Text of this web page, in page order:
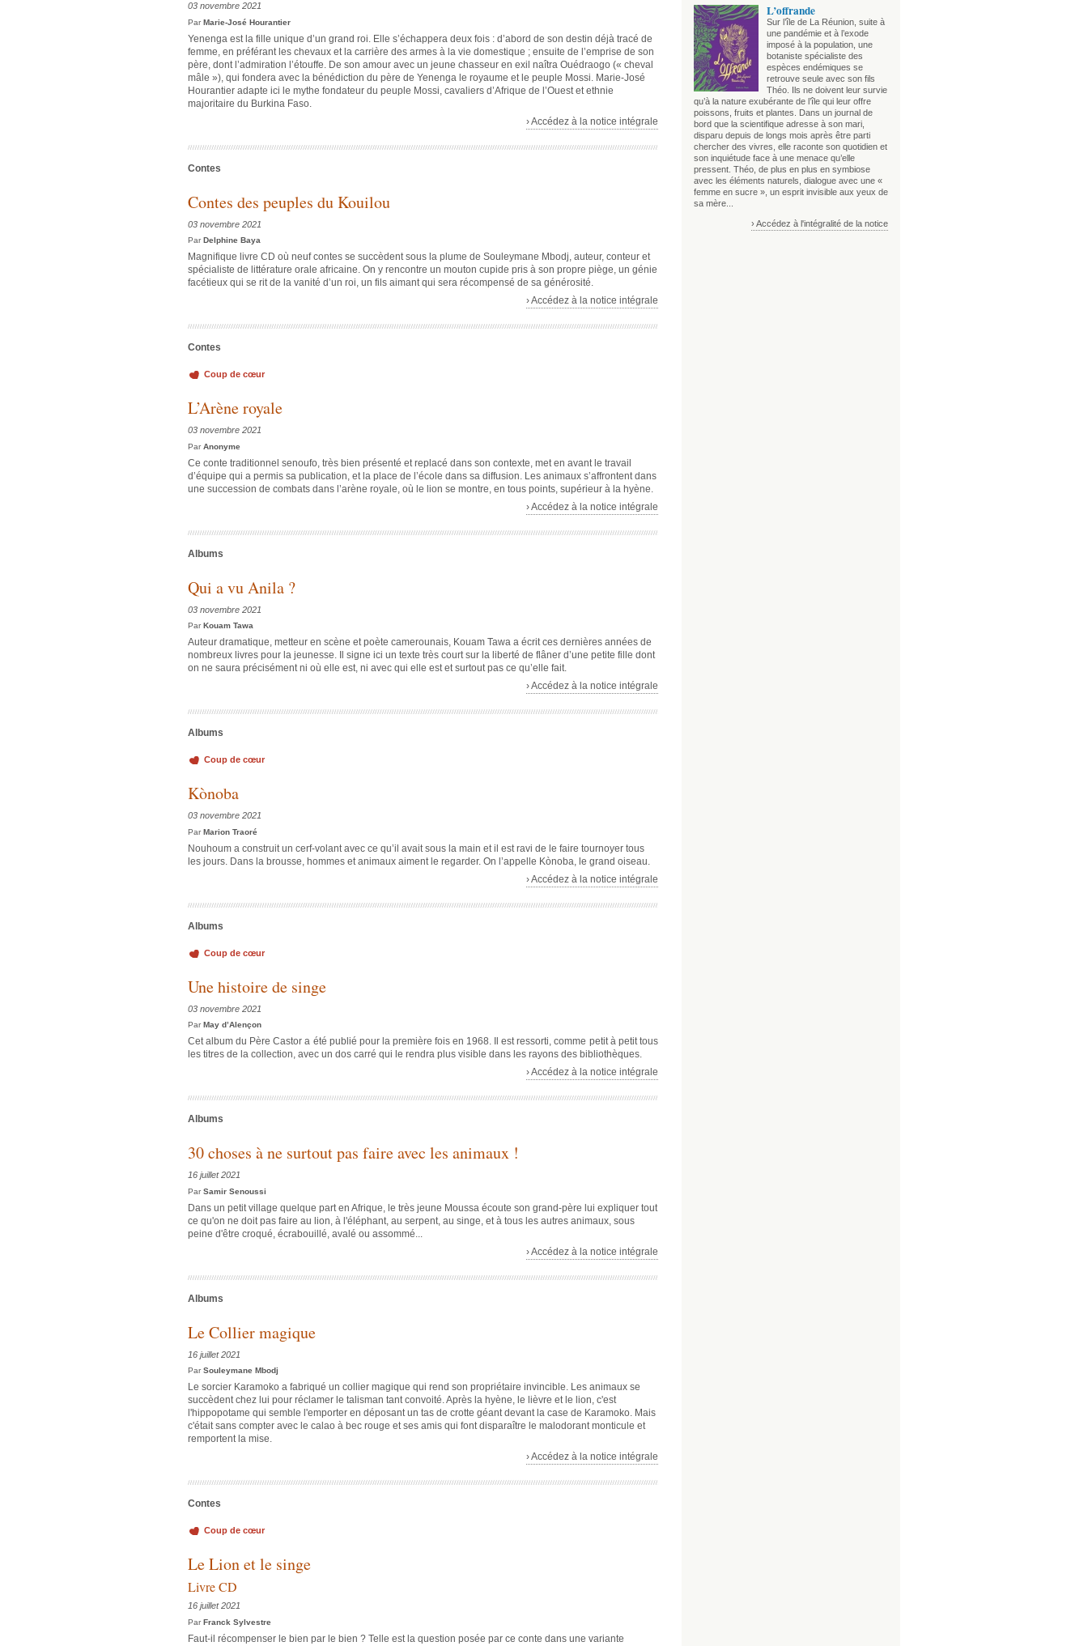
03 novembre 2021
ParMarie-José Hourantier
Yenenga est la fille unique d’un grand roi. Elle s’échappera deux fois : d’abord de son destin déjà tracé de
femme, en préférant les chevaux et la carrière des armes à la vie domestique ; ensuite de l’emprise de son
père, dont l’admiration l’étouffe. De son amour avec un jeune chasseur en exil naîtra Ouédraogo (« cheval
mâle »), qui fondera avec la bénédiction du père de Yenenga le royaume et le peuple Mossi. Marie-José
Hourantier adapte ici le mythe fondateur du peuple Mossi, cavaliers d’Afrique de l’Ouest et ethnie
majoritaire du Burkina Faso.
› Accédez à la notice intégrale
Contes
Contes des peuples du Kouilou
03 novembre 2021
ParDelphine Baya
Magnifique livre CD où neuf contes se succèdent sous la plume de Souleymane Mbodj, auteur, conteur et
spécialiste de littérature orale africaine. On y rencontre un mouton cupide pris à son propre piège, un génie
facétieux qui se rit de la vanité d’un roi, un fils aimant qui sera récompensé de sa générosité.
› Accédez à la notice intégrale
Contes
Coup de cœur
L’Arène royale
03 novembre 2021
ParAnonyme
Ce conte traditionnel senoufo, très bien présenté et replacé dans son contexte, met en avant le travail
d’équipe qui a permis sa publication, et la place de l’école dans sa diffusion. Les animaux s’affrontent dans
une succession de combats dans l’arène royale, où le lion se montre, en tous points, supérieur à la hyène.
› Accédez à la notice intégrale
Albums
Qui a vu Anila ?
03 novembre 2021
ParKouam Tawa
Auteur dramatique, metteur en scène et poète camerounais, Kouam Tawa a écrit ces dernières années de
nombreux livres pour la jeunesse. Il signe ici un texte très court sur la liberté de flâner d’une petite fille dont
on ne saura précisément ni où elle est, ni avec qui elle est et surtout pas ce qu’elle fait.
› Accédez à la notice intégrale
Albums
Coup de cœur
Kònoba
03 novembre 2021
ParMarion Traoré
Nouhoum a construit un cerf-volant avec ce qu’il avait sous la main et il est ravi de le faire tournoyer tous
les jours. Dans la brousse, hommes et animaux aiment le regarder. On l’appelle Kònoba, le grand oiseau.
› Accédez à la notice intégrale
Albums
Coup de cœur
Une histoire de singe
03 novembre 2021
ParMay d’Alençon
Cet album du Père Castor a été publié pour la première fois en 1968. Il est ressorti, comme petit à petit tous
les titres de la collection, avec un dos carré qui le rendra plus visible dans les rayons des bibliothèques.
› Accédez à la notice intégrale
Albums
30 choses à ne surtout pas faire avec les animaux !
16 juillet 2021
ParSamir Senoussi
Dans un petit village quelque part en Afrique, le très jeune Moussa écoute son grand-père lui expliquer tout
ce qu'on ne doit pas faire au lion, à l'éléphant, au serpent, au singe, et à tous les autres animaux, sous
peine d'être croqué, écrabouillé, avalé ou assommé...
› Accédez à la notice intégrale
Albums
Le Collier magique
16 juillet 2021
ParSouleymane Mbodj
Le sorcier Karamoko a fabriqué un collier magique qui rend son propriétaire invincible. Les animaux se
succèdent chez lui pour réclamer le talisman tant convoité. Après la hyène, le lièvre et le lion, c'est
l'hippopotame qui semble l'emporter en déposant un tas de crotte géant devant la case de Karamoko. Mais
c'était sans compter avec le calao à bec rouge et ses amis qui font disparaître le malodorant monticule et
remportent la mise.
› Accédez à la notice intégrale
Contes
Coup de cœur
Le Lion et le singe
Livre CD
16 juillet 2021
ParFranck Sylvestre
Faut-il récompenser le bien par le bien ? Telle est la question posée par ce conte dans une variante
L’offrande
Sur l’île de La Réunion, suite à
une pandémie et à l’exode
imposé à la population, une
botaniste spécialiste des
espèces endémiques se
retrouve seule avec son fils
Théo. Ils ne doivent leur survie
qu’à la nature exubérante de l’île qui leur offre
poissons, fruits et plantes. Dans un journal de
bord que la scientifique adresse à son mari,
disparu depuis de longs mois après être parti
chercher des vivres, elle raconte son quotidien et
son inquiétude face à une menace qu’elle
pressent. Théo, de plus en plus en symbiose
avec les éléments naturels, dialogue avec une «
femme en sucre », un esprit invisible aux yeux de
sa mère...
› Accédez à l'intégralité de la notice